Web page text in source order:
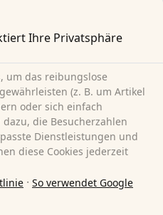
Ihre Privatsphäre
um das reibungslose
(z. B. um Artikel
oder sich einfach
die Besucherzahlen
Dienstleistungen und
diese Cookies jederzeit
· So verwendet Google